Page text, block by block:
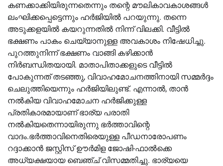
കണക്കാക്കിയിരുന്നതെന്നും തന്റെ മൗലികാവകാശങ്ങൾ
ലംഘിക്കപ്പെട്ടെന്നും ഹർജിയിൽ പറയുന്നു. തന്നെ
അടുക്കളയിൽ കയറുന്നതിൽ നിന്ന് വിലക്കി. വീട്ടിൽ
ഭക്ഷണം പാകം ചെയ്യാനുള്ള അവകാശം നിഷേധിച്ചു.
പുറത്തുനിന്ന് ഭക്ഷണം വാങ്ങി കഴിക്കാൻ
നിർബന്ധിതയായി. മാതാപിതാക്കളുടെ വീട്ടിൽ
പോകുന്നത് തടഞ്ഞു, വിവാഹമോചനത്തിനായി സമ്മർദ്ദം
ചെലുത്തിയെന്നും ഹർജിയിലുണ്ട്. എന്നാൽ, താൻ
നൽകിയ വിവാഹമോചന ഹർജിക്കുള്ള
പ്രതികാരമായാണ് ഭാര്യ പരാതി
നൽകിയതെന്നായിരുന്നു ഭർത്താവിന്റെ
വാദം.ഭർത്താവിനെതിരെയുള്ള പീഡനാരോപണം
റദ്ദാക്കാൻ ജസ്റ്റിസ് ഊർമിള ജോഷി-ഫാൽക്കെ
അധ്യക്ഷയായ ബെഞ്ച് വിസമ്മതിച്ചു. ഭാര്യയെ